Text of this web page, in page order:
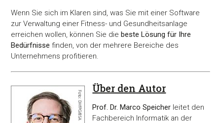
Wenn Sie sich im Klaren sind, was Sie mit einer Software
zur Verwaltung einer Fitness- und Gesundheitsanlage
erreichen wollen, können Sie diebeste Lösung für Ihre
Bedürfnisse finden, von der mehrere Bereiche des
Unternehmens profitieren.
Über den Autor
Prof. Dr. Marco Speicher leitet den
Fachbereich Informatik an der